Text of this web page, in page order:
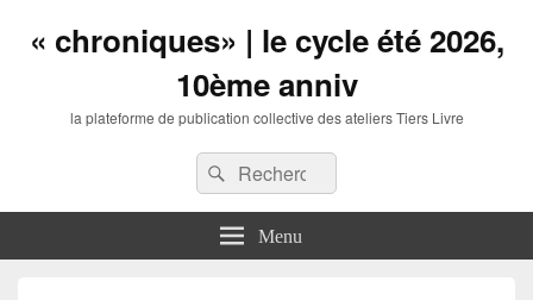
« chroniques» | le cycle été 2026,
10ème anniv
la plateforme de publication collective des ateliers Tiers Livre
Recherche :Recherche
Menu